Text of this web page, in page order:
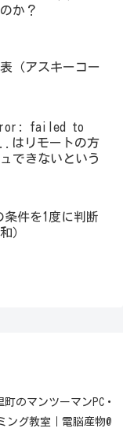
か？
（アスキーコー
failed to
はリモートの方
できないという
件を1度に判断
）
のマンツーマンPC・
ング教室｜電脳産物@